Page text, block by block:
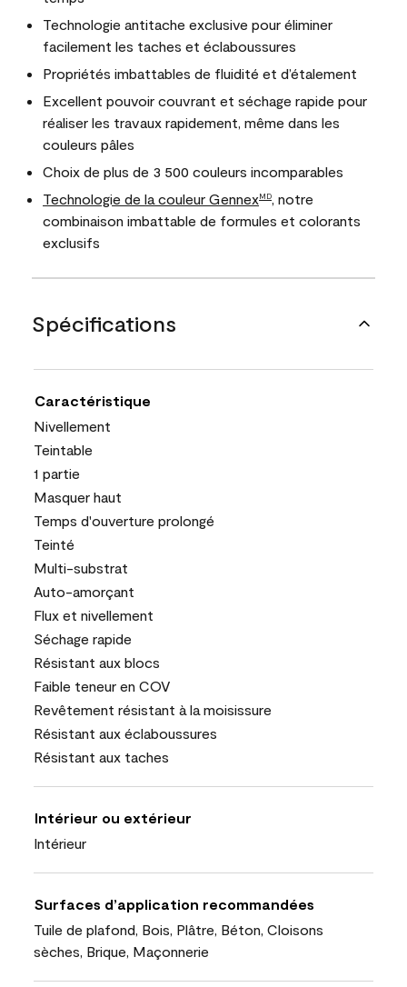
Technologie antitache exclusive pour éliminer
facilement les taches et éclaboussures
Propriétés imbattables de fluidité et d’étalement
Excellent pouvoir couvrant et séchage rapide pour
réaliser les travaux rapidement, même dans les
couleurs pâles
Choix de plus de 3 500 couleurs incomparables
Technologie de la couleur GennexMD
, notre
combinaison imbattable de formules et colorants
exclusifs
Spécifications
Caractéristique
Nivellement
Teintable
1 partie
Masquer haut
Temps d'ouverture prolongé
Teinté
Multi-substrat
Auto-amorçant
Flux et nivellement
Séchage rapide
Résistant aux blocs
Faible teneur en COV
Revêtement résistant à la moisissure
Résistant aux éclaboussures
Résistant aux taches
Intérieur ou extérieur
Intérieur
Surfaces d’application recommandées
Tuile de plafond, Bois, Plâtre, Béton, Cloisons
sèches, Brique, Maçonnerie